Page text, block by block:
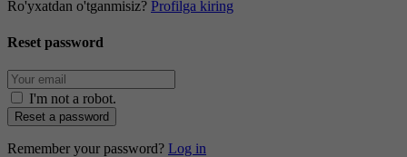
Ro'yxatdan o'tganmisiz? Profilga kiring
Reset password
I'm not a robot.
Reset a password
Remember your password? Log in